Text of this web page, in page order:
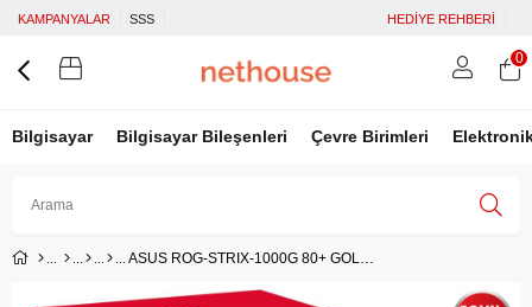
KAMPANYALAR SSS HEDİYE REHBERİ
Bilgisayar Bilgisayar Bileşenleri Çevre Birimleri
0
ASUS ROG-STRIX-1000G 80+ GOLD 1000W MODÜLER GÜÇ KAYNAĞI JAPON KAPASİTÖRLER 16 PIN KABLO 10 YIL GARANTİ V2